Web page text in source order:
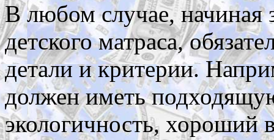
В любом случае, начиная
детского матраса,
детали и критерии.
должен иметь
экологичность, хороший